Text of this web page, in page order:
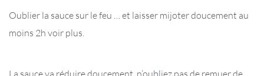
Oublier la sauce sur le feu … et laisser mijoter doucement au
moins 2h voir plus.
La sauce va réduire doucement, n’oubliez pas de remuer de